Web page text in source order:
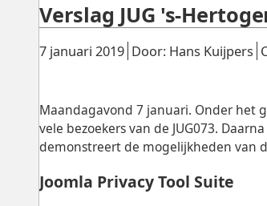
Gepubliceerd:
7 januari 2019. Door: Hans Kuijpers
Verslag JUG 's-
Maandagavond 7 januari. Onder het
vele bezoekers van de JUG073.
demonstreert de mogelijkheden van
Joomla Privacy Tool Suite